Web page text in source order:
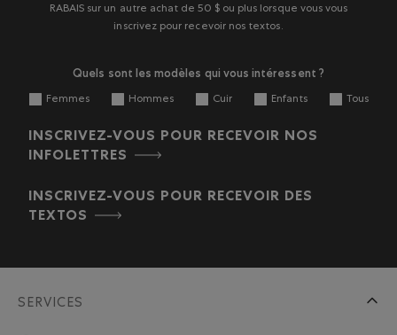
RABAIS sur un autre achat de 50 $ ou plus lorsque vous vous
inscrivez pour recevoir nos textos.
Quels sont les modèles qui vous intéressent ?
Femmes Hommes Cuir Enfants Tous
INSCRIVEZ-VOUS POUR RECEVOIR NOS
INFOLETTRES
INSCRIVEZ-VOUS POUR RECEVOIR DES
TEXTOS
SERVICES